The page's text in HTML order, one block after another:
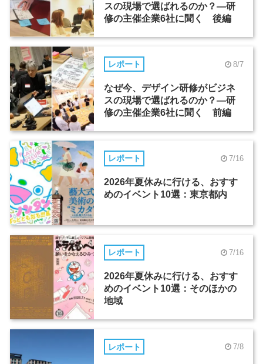
スの現場で選ばれるのか？―研
修の主催企業6社に聞く 後編
レポート 8/7
なぜ今、デザイン研修がビジネ
スの現場で選ばれるのか？―研
修の主催企業6社に聞く 前編
レポート 7/16
2026年夏休みに行ける、おすす
めのイベント10選：東京都内
レポート 7/16
2026年夏休みに行ける、おすす
めのイベント10選：そのほかの
地域
レポート 7/8